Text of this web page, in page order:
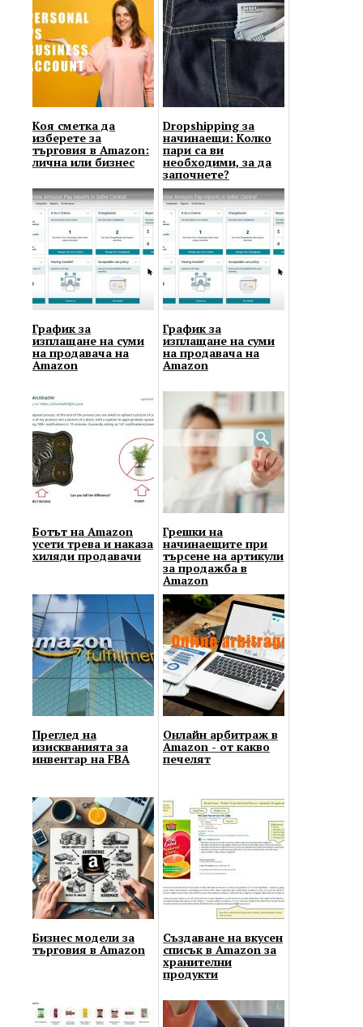
Коя сметка да
изберете за
търговия в Amazon:
лична или бизнес
Dropshipping за
начинаещи: Колко
пари са ви
необходими, за да
започнете?
График за
изплащане на суми
на продавача на
Amazon
График за
изплащане на суми
на продавача на
Amazon
Ботът на Amazon
усети трева и наказа
хиляди продавачи
Грешки на
начинаещите при
търсене на артикули
за продажба в
Amazon
Преглед на
изискванията за
инвентар на FBA
Онлайн арбитраж в
Amazon - от какво
печелят
Бизнес модели за
търговия в Amazon
Създаване на вкусен
списък в Amazon за
хранителни
продукти